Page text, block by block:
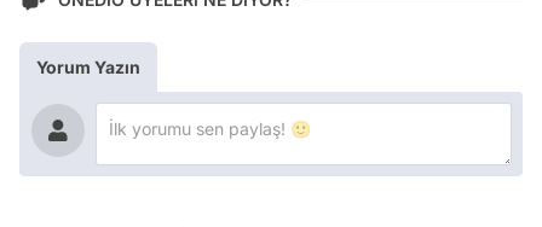
Yorum Yazın